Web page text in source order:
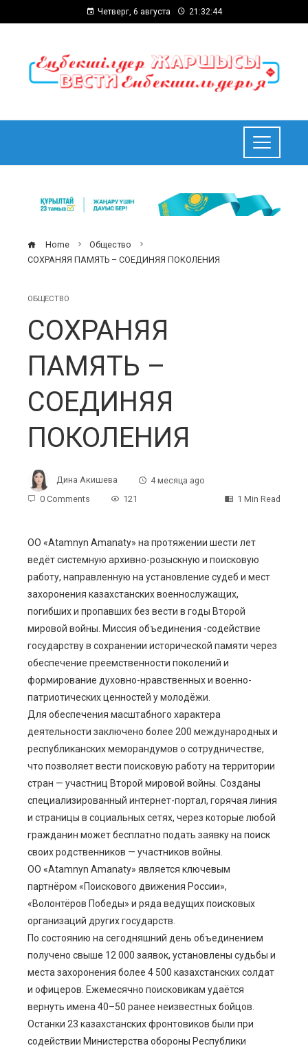
Четверг, 6 августа 21:32:45
Home
Общество
СОХРАНЯЯ ПАМЯТЬ – СОЕДИНЯЯ ПОКОЛЕНИЯ
ОБЩЕСТВО
СОХРАНЯЯ
ПАМЯТЬ –
СОЕДИНЯЯ
ПОКОЛЕНИЯ
Дина Акишева
4 месяца ago
0 Comments
121 1 Min Read
ОО «Atamnyn Amanaty» на протяжении шести лет
ведёт системную архивно-розыскную и поисковую
работу, направленную на установление судеб и мест
захоронения казахстанских военнослужащих,
погибших и пропавших без вести в годы Второй
мировой войны. Миссия объединения -содействие
государству в сохранении исторической памяти через
обеспечение преемственности поколений и
формирование духовно-нравственных и военно-
патриотических ценностей у молодёжи.
Для обеспечения масштабного характера
деятельности заключено более 200 международных и
республиканских меморандумов о сотрудничестве,
что позволяет вести поисковую работу на территории
стран — участниц Второй мировой войны. Созданы
специализированный интернет-портал, горячая линия
и страницы в социальных сетях, через которые любой
гражданин может бесплатно подать заявку на поиск
своих родственников — участников войны.
ОО «Atamnyn Amanaty» является ключевым
партнёром «Поискового движения России»,
«Волонтёров Победы» и ряда ведущих поисковых
организаций других государств.
По состоянию на сегодняшний день объединением
получено свыше 12 000 заявок, установлены судьбы и
места захоронения более 4 500 казахстанских солдат
и офицеров. Ежемесячно поисковикам удаётся
вернуть имена 40–50 ранее неизвестных бойцов.
Останки 23 казахстанских фронтовиков были при
содействии Министерства обороны Республики